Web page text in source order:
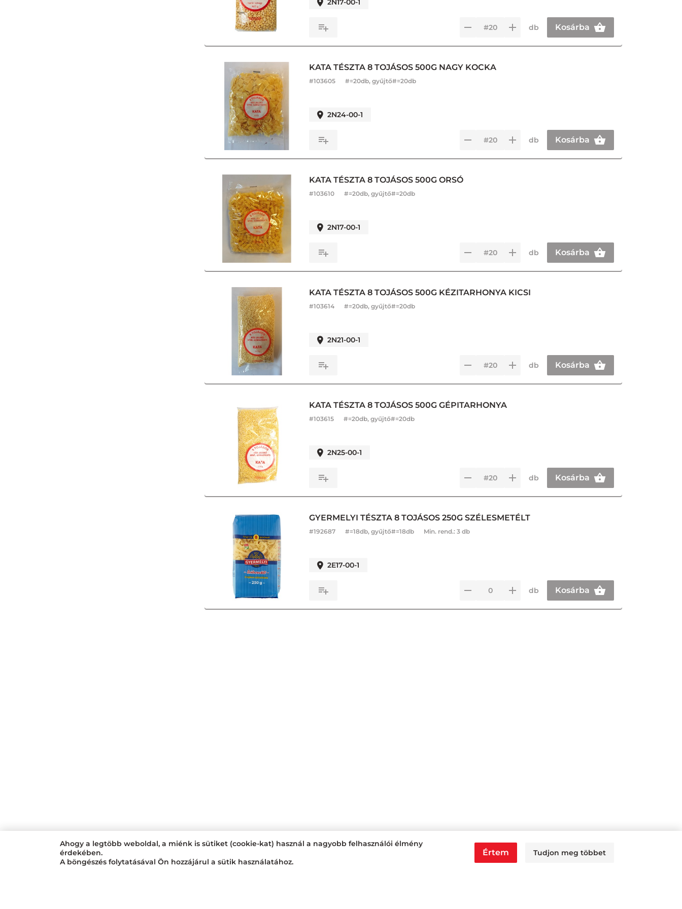
2N17-00-1
db Kosárba
KATA TÉSZTA 8 TOJÁSOS 500G NAGY KOCKA
#103605 #=20db, gyűjtő#=20db
2N24-00-1
db Kosárba
KATA TÉSZTA 8 TOJÁSOS 500G ORSÓ
#103610 #=20db, gyűjtő#=20db
2N17-00-1
db Kosárba
KATA TÉSZTA 8 TOJÁSOS 500G KÉZITARHONYA KICSI
#103614 #=20db, gyűjtő#=20db
2N21-00-1
db Kosárba
KATA TÉSZTA 8 TOJÁSOS 500G GÉPITARHONYA
#103615 #=20db, gyűjtő#=20db
2N25-00-1
db Kosárba
GYERMELYI TÉSZTA 8 TOJÁSOS 250G SZÉLESMETÉLT
#192687 #=18db, gyűjtő#=18db Min. rend.: 3 db
2E17-00-1
db Kosárba
Ahogy a legtöbb weboldal, a miénk is sütiket (cookie-kat) használ a nagyobb felhasználói élmény
érdekében.
A böngészés folytatásával Ön hozzájárul a sütik használatához.
Értem Tudjon meg többet